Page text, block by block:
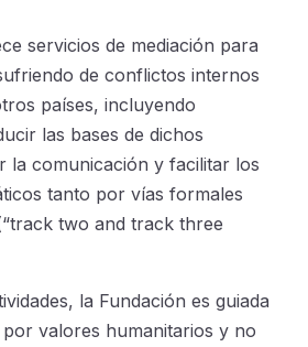
servicios de mediación para
de conflictos internos
países, incluyendo
las bases de dichos
la comunicación y facilitar los
tanto por vías formales
two and track three
la Fundación es guiada
valores humanitarios y no